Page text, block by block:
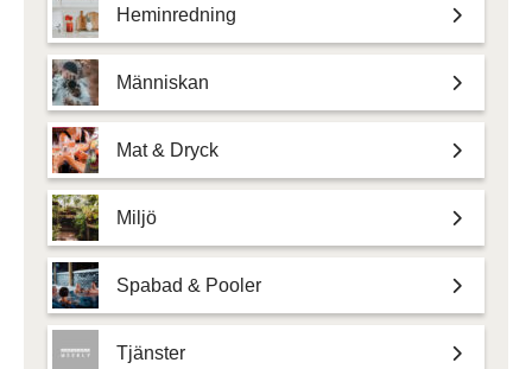
Heminredning
Människan
Mat & Dryck
Miljö
Spabad & Pooler
Tjänster